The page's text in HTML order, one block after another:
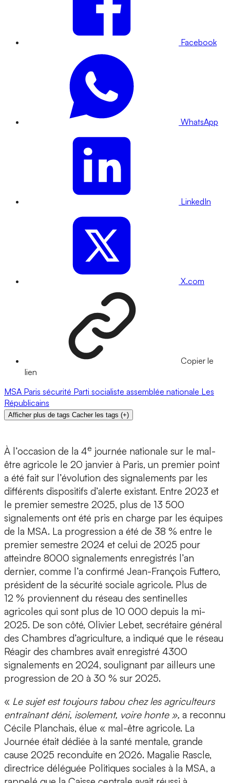
Facebook
WhatsApp
LinkedIn
X.com
Copier le
lien
MSA Paris sécurité Parti socialiste assemblée nationale Les
Républicains
Afficher plus de tags Cacher les tags (+)
À l’occasion de la 4e journée nationale sur le mal-
être agricole le 20 janvier à Paris, un premier point
a été fait sur l’évolution des signalements par les
différents dispositifs d’alerte existant. Entre 2023 et
le premier semestre 2025, plus de 13 500
signalements ont été pris en charge par les équipes
de la MSA. La progression a été de 38 % entre le
premier semestre 2024 et celui de 2025 pour
atteindre 8000 signalements enregistrés l’an
dernier, comme l’a confirmé Jean-François Futtero,
président de la sécurité sociale agricole. Plus de
12 % proviennent du réseau des sentinelles
agricoles qui sont plus de 10 000 depuis la mi-
2025. De son côté, Olivier Lebet, secrétaire général
des Chambres d’agriculture, a indiqué que le réseau
Réagir des chambres avait enregistré 4300
signalements en 2024, soulignant par ailleurs une
progression de 20 à 30 % sur 2025.
« Le sujet est toujours tabou chez les agriculteurs
entraînant déni, isolement, voire honte », a reconnu
Cécile Planchais, élue « mal-être agricole. La
Journée était dédiée à la santé mentale, grande
cause 2025 reconduite en 2026. Magalie Rascle,
directrice déléguée Politiques sociales à la MSA, a